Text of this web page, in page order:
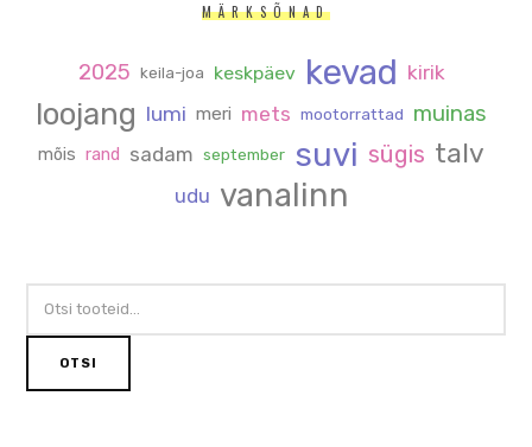
MÄRKSÕNAD
2025 keila-joa keskpäev kevad kirik
loojang lumi meri mets mootorrattad muinas
mõis rand sadam september suvi sügis talv
udu vanalinn
OTSI